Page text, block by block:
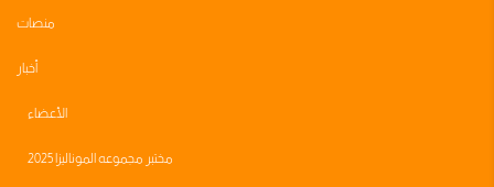
منصات
أخبار
الأعضاء
مختبر مجموعه الموناليزا 2025